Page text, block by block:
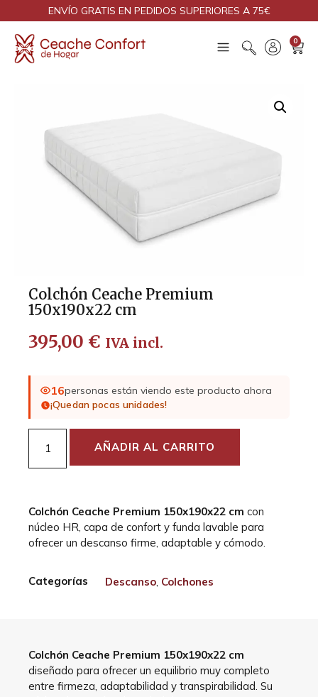
ENVÍO GRATIS EN PEDIDOS SUPERIORES A 75€
0
Colchón Ceache Premium
150x190x22 cm
395,00 € IVA incl.
16personas están viendo este producto ahora
¡Quedan pocas unidades!
AÑADIR AL CARRITO
Colchón Ceache Premium 150x190x22 cm con
núcleo HR, capa de confort y funda lavable para
ofrecer un descanso firme, adaptable y cómodo.
Categorías Descanso, Colchones
Colchón Ceache Premium 150x190x22 cm
diseñado para ofrecer un equilibrio muy completo
entre firmeza, adaptabilidad y transpirabilidad. Su